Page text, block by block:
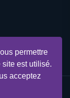
permettre
est utilisé.
acceptez